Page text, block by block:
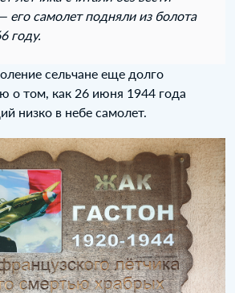
его самолет подняли из болота
году.
сельчане еще долго
о том, как 26 июня 1944 года
низко в небе самолет.